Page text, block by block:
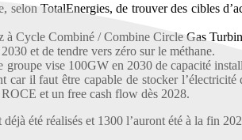
selon TotalEnergies, de trouver des cibles
à Cycle Combiné / Combine Circle Gas
et de tendre vers zéro sur le méthane.
vise 100GW en 2030 de capacité
il faut être capable de stocker
et un free cash flow dès 2028.
été réalisés et 1300 l’auront été à la fin